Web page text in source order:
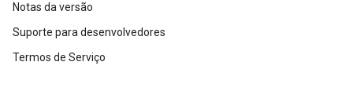
Notas da versão
Suporte para desenvolvedores
Termos de Serviço